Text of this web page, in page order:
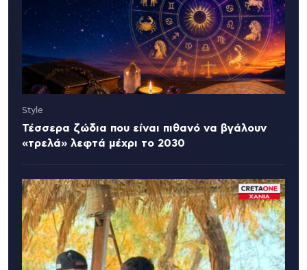
Style
Τέσσερα ζώδια που είναι πιθανό να βγάλουν
«τρελά» λεφτά μέχρι το 2030